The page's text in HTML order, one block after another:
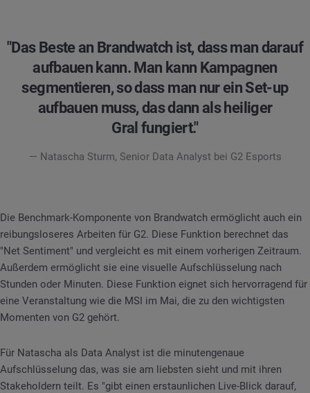
"Das Beste an Brandwatch ist, dass man darauf
aufbauen kann. Man kann Kampagnen
segmentieren, so dass man nur ein Set-up
aufbauen muss, das dann als heiliger
Gral fungiert."
— Natascha Sturm, Senior Data Analyst bei G2 Esports
Die Benchmark-Komponente von Brandwatch ermöglicht auch ein
reibungsloseres Arbeiten für G2. Diese Funktion berechnet das
"Net Sentiment" und vergleicht es mit einem vorherigen Zeitraum.
Außerdem ermöglicht sie eine visuelle Aufschlüsselung nach
Stunden oder Minuten. Diese Funktion eignet sich hervorragend für
eine Veranstaltung wie die MSI im Mai, die zu den wichtigsten
Momenten von G2 gehört.
Für Natascha als Data Analyst ist die minutengenaue
Aufschlüsselung das, was sie am liebsten sieht und mit ihren
Stakeholdern teilt. Es "gibt einen erstaunlichen Live-Blick darauf,